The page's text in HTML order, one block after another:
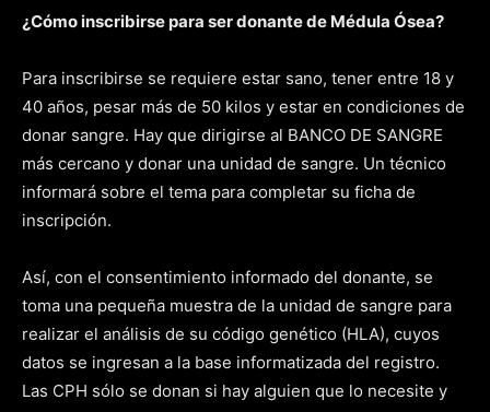
¿Cómo inscribirse para ser donante de Médula Ósea?
Para inscribirse se requiere estar sano, tener entre 18 y
40 años, pesar más de 50 kilos y estar en condiciones de
donar sangre. Hay que dirigirse al BANCO DE SANGRE
más cercano y donar una unidad de sangre. Un técnico
informará sobre el tema para completar su ficha de
inscripción.
Así, con el consentimiento informado del donante, se
toma una pequeña muestra de la unidad de sangre para
realizar el análisis de su código genético (HLA), cuyos
datos se ingresan a la base informatizada del registro.
Las CPH sólo se donan si hay alguien que lo necesite y